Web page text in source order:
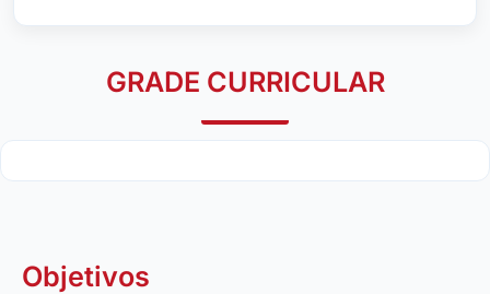
GRADE CURRICULAR
Objetivos